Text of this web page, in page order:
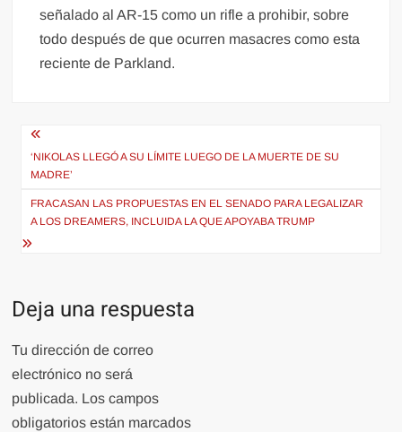
señalado al AR-15 como un rifle a prohibir, sobre
todo después de que ocurren masacres como esta
reciente de Parkland.
Navegación
de
entradas
‘NIKOLAS LLEGÓ A SU LÍMITE LUEGO DE LA MUERTE DE SU
MADRE’
FRACASAN LAS PROPUESTAS EN EL SENADO PARA LEGALIZAR
A LOS DREAMERS, INCLUIDA LA QUE APOYABA TRUMP
Deja una respuesta
Tu dirección de correo
electrónico no será
publicada. Los campos
obligatorios están marcados